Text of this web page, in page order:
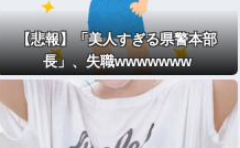
【悲報】「美人すぎる県警本部
長」、失職wwwwwww